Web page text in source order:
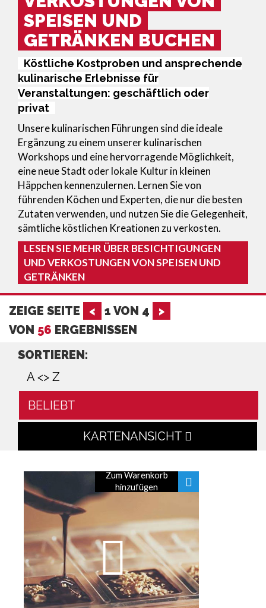
SPEISEN UND
GETRÄNKEN BUCHEN
Köstliche Kostproben und ansprechende
kulinarische Erlebnisse für
Veranstaltungen: geschäftlich oder
privat
Unsere kulinarischen Führungen sind die ideale
Ergänzung zu einem unserer kulinarischen
Workshops und eine hervorragende Möglichkeit,
eine neue Stadt oder lokale Kultur in kleinen
Häppchen kennenzulernen. Lernen Sie von
führenden Köchen und Experten, die nur die besten
Zutaten verwenden, und nutzen Sie die Gelegenheit,
sämtliche köstlichen Kreationen zu verkosten.
LESEN SIE MEHR ÜBER BESICHTIGUNGEN
UND VERKOSTUNGEN VON SPEISEN UND
GETRÄNKEN
ZEIGE SEITE < 1 VON 4
>
VON 56 ERGEBNISSEN
SORTIEREN:
A <> Z
BELIEBT
KARTENANSICHT
Zum Warenkorb
hinzufügen